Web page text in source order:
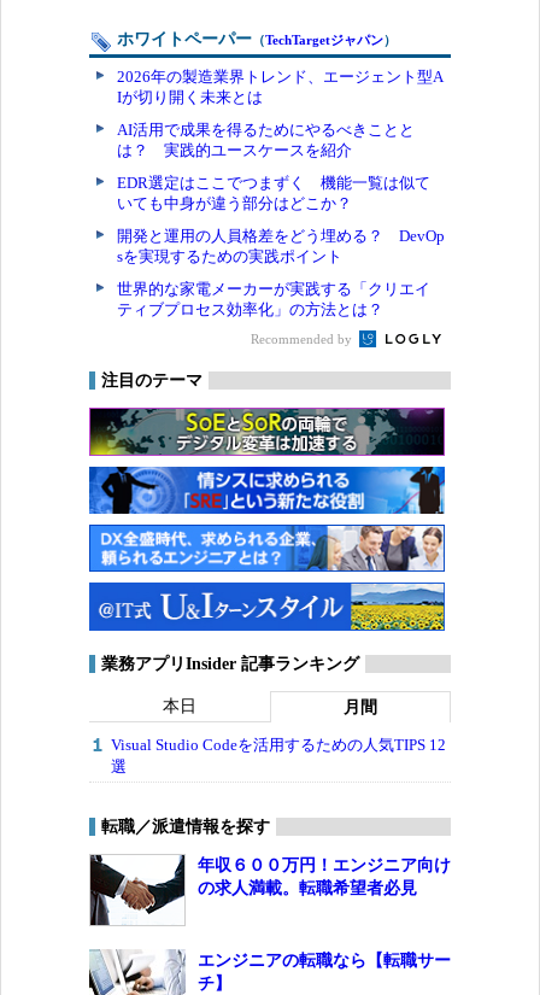
ホワイトペーパー （TechTargetジャパン）
2026年の製造業界トレンド、エージェント型A
Iが切り開く未来とは
AI活用で成果を得るためにやるべきことと
は？ 実践的ユースケースを紹介
EDR選定はここでつまずく 機能一覧は似て
いても中身が違う部分はどこか？
開発と運用の人員格差をどう埋める？ DevOp
sを実現するための実践ポイント
世界的な家電メーカーが実践する「クリエイ
ティブプロセス効率化」の方法とは？
Recommended by
注目のテーマ
業務アプリInsider 記事ランキング
本日 月間
Visual Studio Codeを活用するための人気TIPS 12
選
転職／派遣情報を探す
年収６００万円！エンジニア向け
の求人満載。転職希望者必見
エンジニアの転職なら【転職サー
チ】